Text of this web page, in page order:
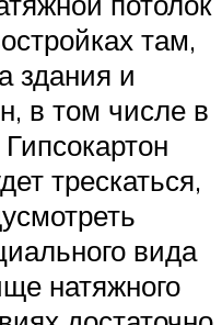
там,
здания и
в том числе в
трескаться,
вида
натяжного